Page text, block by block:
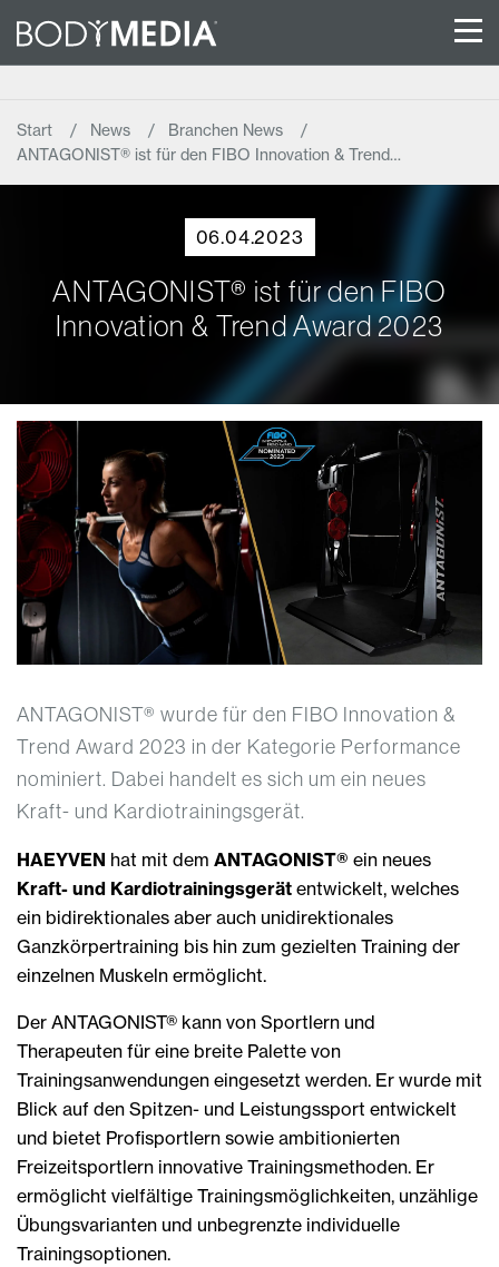
Start News
Branchen News
ANTAGONIST® ist für den FIBO Innovation & Trend…
06.04.2023
ANTAGONIST® ist für den FIBO
Innovation & Trend Award 2023
ANTAGONIST® wurde für den FIBO Innovation &
Trend Award 2023 in der Kategorie Performance
nominiert. Dabei handelt es sich um ein neues
Kraft- und Kardiotrainingsgerät.
HAEYVEN hat mit dem ANTAGONIST® ein neues
Kraft- und Kardiotrainingsgerät entwickelt, welches
ein bidirektionales aber auch unidirektionales
Ganzkörpertraining bis hin zum gezielten Training der
einzelnen Muskeln ermöglicht.
Der ANTAGONIST® kann von Sportlern und
Therapeuten für eine breite Palette von
Trainingsanwendungen eingesetzt werden. Er wurde mit
Blick auf den Spitzen- und Leistungssport entwickelt
und bietet Profisportlern sowie ambitionierten
Freizeitsportlern innovative Trainingsmethoden. Er
ermöglicht vielfältige Trainingsmöglichkeiten, unzählige
Übungsvarianten und unbegrenzte individuelle
Trainingsoptionen.